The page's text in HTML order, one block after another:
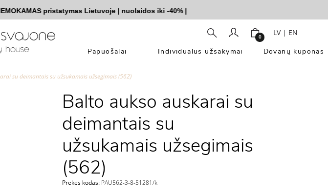
pristatymas Lietuvoje|nuolaidos iki -40%|
0 LV| EN
Papuošalai Individualūs užsakymai Dovanų kuponas
su deimantais su užsukamais užsegimais (562)
Balto aukso auskarai su
deimantais su
užsukamais užsegimais
(562)
Prekės kodas:PAU562-3-8-51281/k